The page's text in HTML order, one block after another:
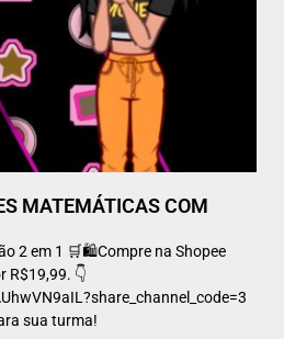
MATEMÁTICAS COM
2 em 1 🛒🛍️Compre na Shopee
R$19,99. 👇
sua turma!